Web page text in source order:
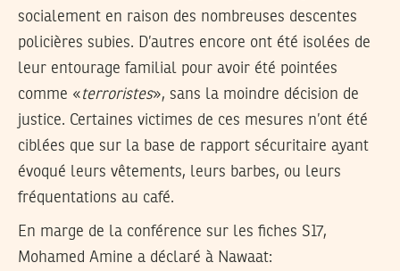
socialement en raison des nombreuses descentes
policières subies. D’autres encore ont été isolées de
leur entourage familial pour avoir été pointées
comme «terroristes», sans la moindre décision de
justice. Certaines victimes de ces mesures n’ont été
ciblées que sur la base de rapport sécuritaire ayant
évoqué leurs vêtements, leurs barbes, ou leurs
fréquentations au café.
En marge de la conférence sur les fiches S17,
Mohamed Amine a déclaré à Nawaat: